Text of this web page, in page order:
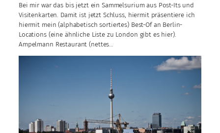
Bei mir war das bis jetzt ein Sammelsurium aus Post-Its und
Visitenkarten. Damit ist jetzt Schluss, hiermit präsentiere ich
hiermit mein (alphabetisch sortiertes) Best-Of an Berlin-
Locations (eine ähnliche Liste zu London gibt es hier).
Ampelmann Restaurant (nettes…